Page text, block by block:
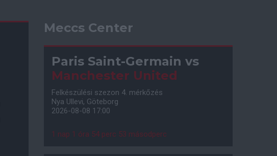
Meccs Center
Paris Saint-Germain vs
Manchester United
Felkészülési szezon 4. mérkőzés
Nya Ullevi, Göteborg
2026-08-08 17:00
1 nap 1 óra 54 perc 52 másodperc